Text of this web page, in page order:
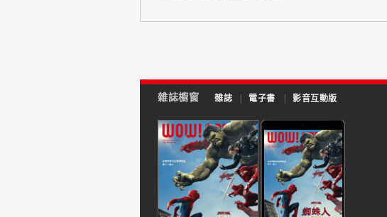
雜誌櫥窗 雜誌 | 電子書 | 影音互動版